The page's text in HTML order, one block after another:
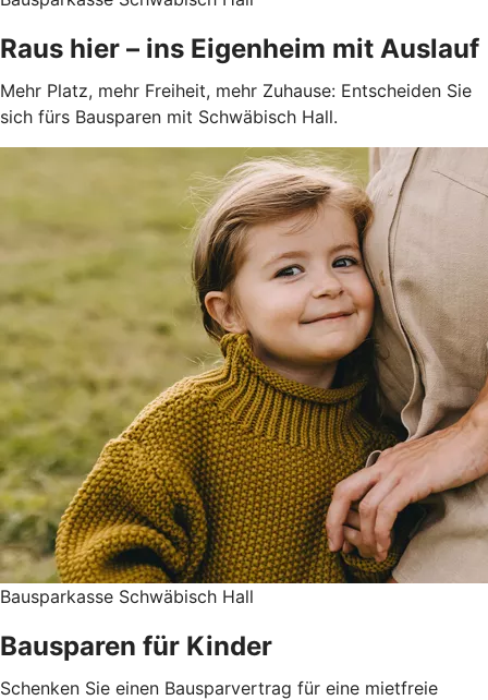
Raus hier – ins Eigenheim mit Auslauf
Mehr Platz, mehr Freiheit, mehr Zuhause: Entscheiden Sie
sich fürs Bausparen mit Schwäbisch Hall.
Bausparkasse Schwäbisch Hall
Bausparen für Kinder
Schenken Sie einen Bausparvertrag für eine mietfreie